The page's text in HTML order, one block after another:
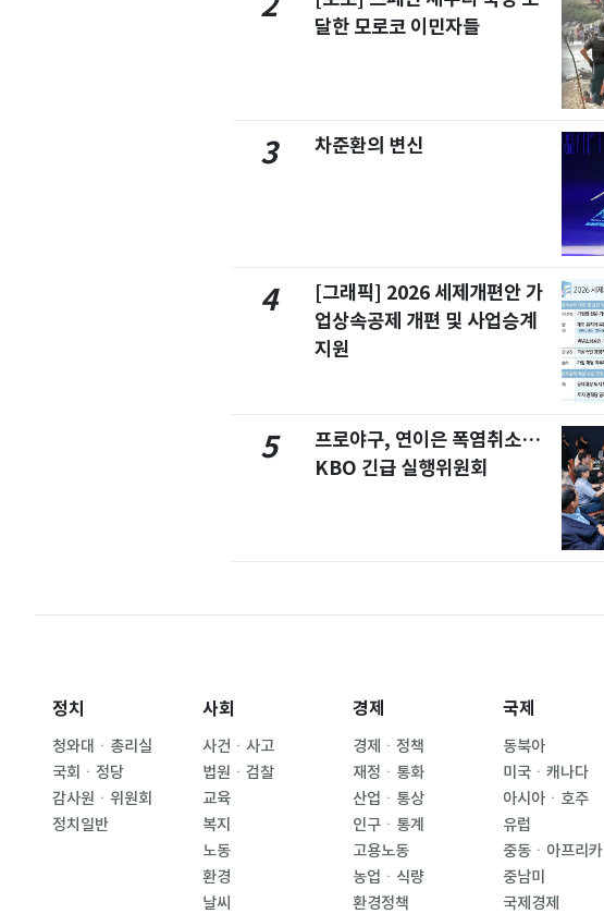
달한 모로코 이민자들
3 차준환의 변신
4
[그래픽] 2026 세제개편안 가
업상속공제 개편 및 사업승계
지원
5
프로야구, 연이은 폭염취소…
KBO 긴급 실행위원회
정치
청와대ㆍ총리실
국회ㆍ정당
감사원ㆍ위원회
정치일반
사회
사건ㆍ사고
법원ㆍ검찰
교육
복지
노동
환경
날씨
경제
경제ㆍ정책
재정ㆍ통화
산업ㆍ통상
인구ㆍ통계
고용노동
농업ㆍ식량
환경정책
국제
동북아
미국ㆍ캐나다
아시아ㆍ호주
유럽
중동ㆍ아프리카
중남미
국제경제